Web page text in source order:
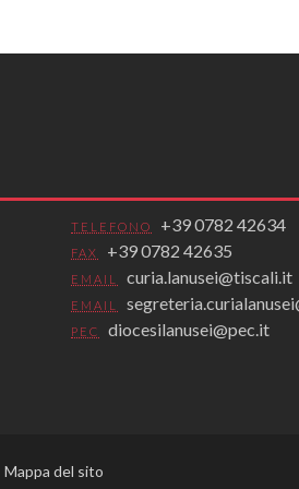
TELEFONO +39 0782 42634
FAX +39 0782 42635
EMAIL curia.lanusei@tiscali.it
EMAIL
PEC diocesilanusei@pec.it
Mappa del sito